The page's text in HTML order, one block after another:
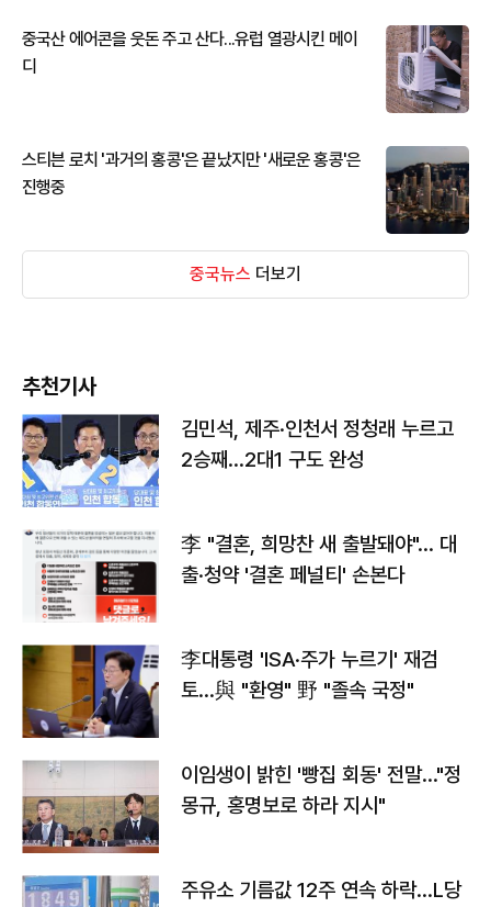
중국산 에어콘을 웃돈 주고 산다...유럽 열광시킨 메이
디
스티븐 로치 '과거의 홍콩'은 끝났지만 '새로운 홍콩'은
진행중
중국뉴스 더보기
추천기사
김민석, 제주·인천서 정청래 누르고
2승째…2대1 구도 완성
李 "결혼, 희망찬 새 출발돼야"… 대
출·청약 '결혼 페널티' 손본다
李대통령 'ISA·주가 누르기' 재검
토…與 "환영" 野 "졸속 국정"
이임생이 밝힌 '빵집 회동' 전말…"정
몽규, 홍명보로 하라 지시"
주유소 기름값 12주 연속 하락…L당